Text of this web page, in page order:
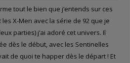
tout le bien que j’entends sur ces
X-Men avec la série de 92 que je
parties) j’ai adoré cet univers. Il
dès le début, avec les Sentinelles
de quoi te happer dès le départ ! Et